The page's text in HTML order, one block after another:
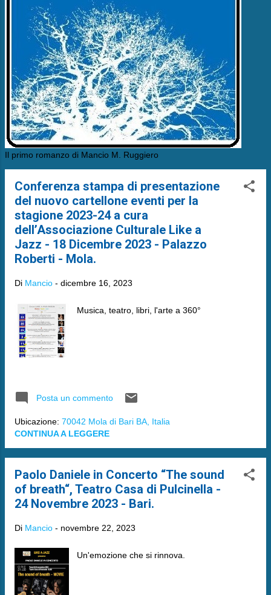
Il primo romanzo di Mancio M. Ruggiero
Conferenza stampa di presentazione
del nuovo cartellone eventi per la
stagione 2023-24 a cura
dell’Associazione Culturale Like a
Jazz - 18 Dicembre 2023 - Palazzo
Roberti - Mola.
Di Mancio - dicembre 16, 2023
Musica, teatro, libri, l'arte a 360°
Posta un commento
Ubicazione: 70042 Mola di Bari BA, Italia
CONTINUA A LEGGERE
Paolo Daniele in Concerto “The sound
of breath“, Teatro Casa di Pulcinella -
24 Novembre 2023 - Bari.
Di Mancio - novembre 22, 2023
Un'emozione che si rinnova.